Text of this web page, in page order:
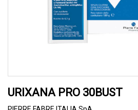
URIXANA PRO 30BUST